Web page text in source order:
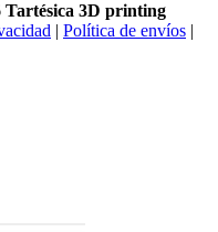
Tartésica 3D printing
| Política de envíos |